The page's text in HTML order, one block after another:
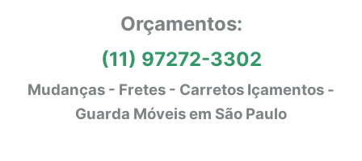
Orçamentos:
(11) 97272-3302
Mudanças - Fretes - Carretos Içamentos -
Guarda Móveis em São Paulo